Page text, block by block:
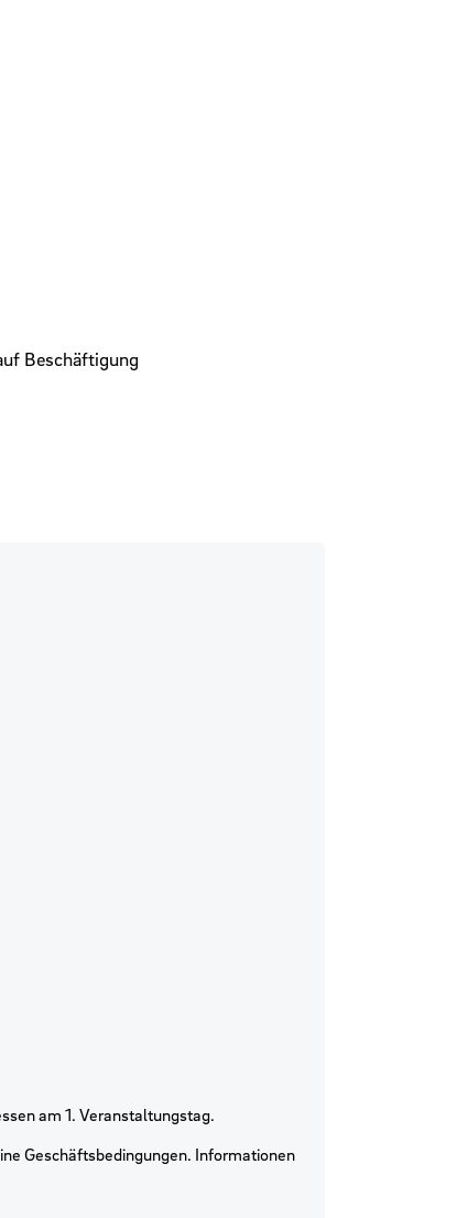
Beschäftigung
am 1. Veranstaltungstag.
Geschäftsbedingungen. Informationen